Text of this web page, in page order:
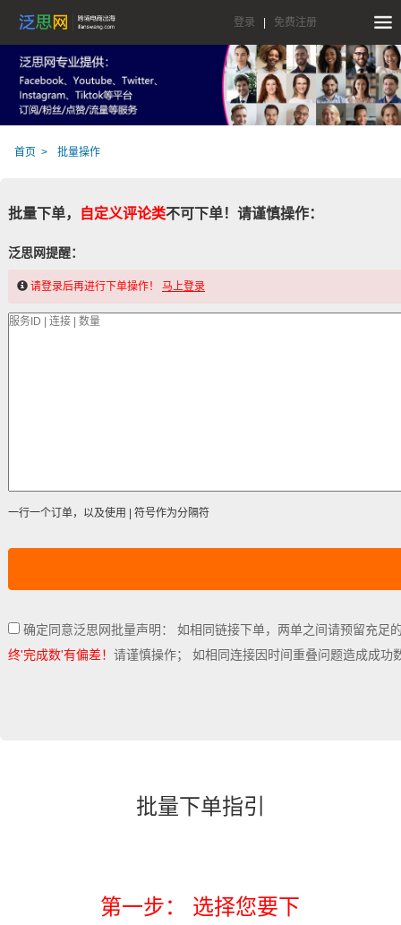
登录 免费注册
首页 批量操作
批量下单， 自定义评论类不可下单！请谨慎操作：
泛思网提醒：
请登录后再进行下单操作！ 马上登录
一行一个订单，以及使用 | 符号作为分隔符
确定同意泛思网批量声明： 如相同链接下单，两单之间请预留充
终'完成数'有偏差！ 请谨慎操作； 如相同连接因时间重叠问题造成成
批量下单指引
第一步： 选择您要下